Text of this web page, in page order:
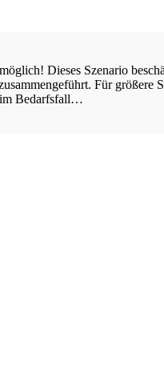
Dieses Szenario
Für größere
im Bedarfsfall…